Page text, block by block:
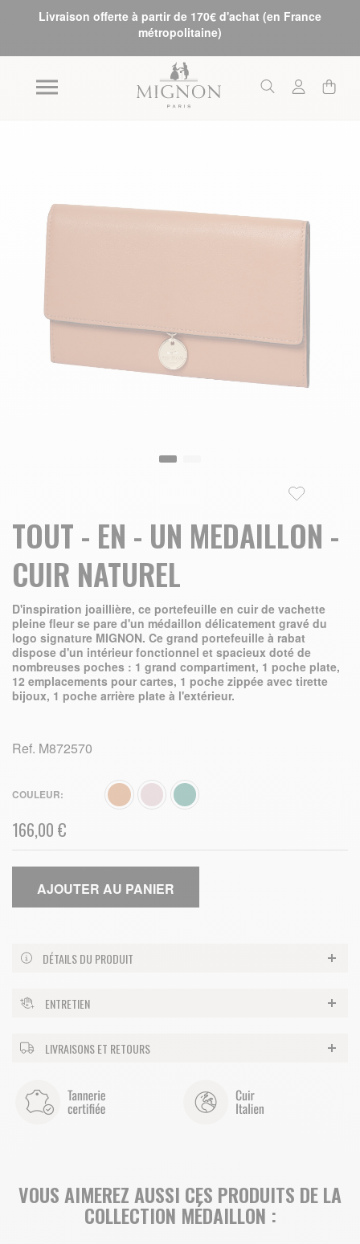
Livraison offerte à partir de 170€ d'achat (en France
métropolitaine)
TOUT - EN - UN MEDAILLON -
CUIR NATUREL
D'inspiration joaillière, ce portefeuille en cuir de vachette
pleine fleur se pare d'un médaillon délicatement gravé du
logo signature MIGNON. Ce grand portefeuille à rabat
dispose d'un intérieur fonctionnel et spacieux doté de
nombreuses poches : 1 grand compartiment, 1 poche plate,
12 emplacements pour cartes, 1 poche zippée avec tirette
bijoux, 1 poche arrière plate à l'extérieur.
Ref. M872570
COULEUR
166,00 €
AJOUTER AU PANIER
DÉTAILS DU PRODUIT
ENTRETIEN
LIVRAISONS ET RETOURS
VOUS AIMEREZ AUSSI CES PRODUITS DE LA
COLLECTION MÉDAILLON :